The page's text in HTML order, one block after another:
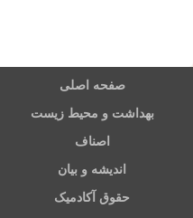
صفحه اصلی
بهداشت و محیط زیست
اصناف
اندیشه و بیان
حقوق آکادمیک